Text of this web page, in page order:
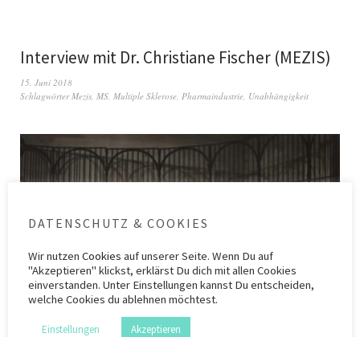
Interview mit Dr. Christiane Fischer (MEZIS)
15. Juni 2018
SchlagwörterMezis, MS, Multiple Sklerose, Pharmaindustrie, Unabhängigkeit
DATENSCHUTZ & COOKIES
Wir nutzen Cookies auf unserer Seite. Wenn Du auf
"Akzeptieren" klickst, erklärst Du dich mit allen Cookies
einverstanden. Unter Einstellungen kannst Du entscheiden,
welche Cookies du ablehnen möchtest.
Einstellungen Akzeptieren